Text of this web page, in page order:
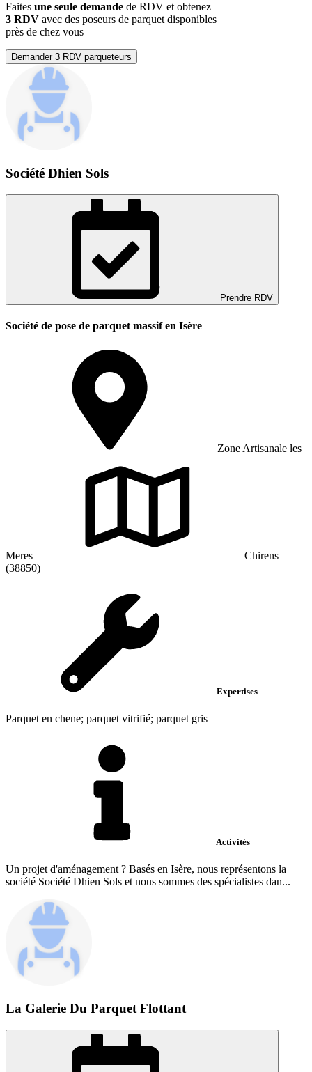
Faites une seule demande de RDV et obtenez
3 RDV avec des poseurs de parquet disponibles
près de chez vous
Demander 3 RDV parqueteurs
Société Dhien Sols
Prendre RDV
Société de pose de parquet massif en Isère
Zone Artisanale les
Meres
Chirens
(38850)
Expertises
Parquet en chene; parquet vitrifié; parquet gris
Activités
Un projet d'aménagement ? Basés en Isère, nous représentons la
société Société Dhien Sols et nous sommes des spécialistes dan...
La Galerie Du Parquet Flottant